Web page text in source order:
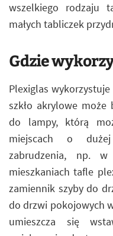
wszelkiego rodzaju
małych tabliczek
Gdzie
Plexiglas
szkło akrylowe
do lampy, którą
miejscach o
zabrudzenia, np.
mieszkaniach tafle
zamiennik szyby do
do drzwi pokojowych
umieszcza się